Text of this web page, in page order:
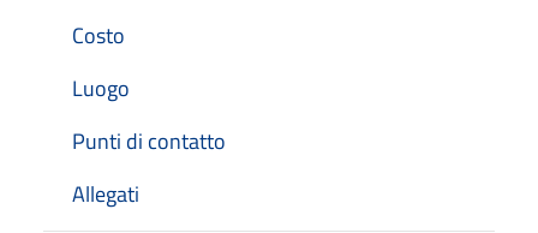
Costo
Luogo
Punti di contatto
Allegati